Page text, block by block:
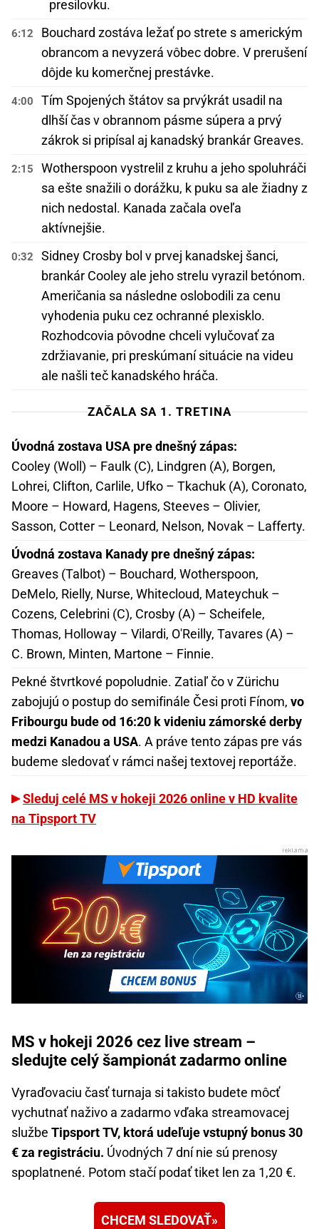
presilovku.
6:12
Bouchard zostáva ležať po strete s americkým
obrancom a nevyzerá vôbec dobre. V prerušení
dôjde ku komerčnej prestávke.
4:00
Tím Spojených štátov sa prvýkrát usadil na
dlhší čas v obrannom pásme súpera a prvý
zákrok si pripísal aj kanadský brankár Greaves.
2:15
Wotherspoon vystrelil z kruhu a jeho spoluhráči
sa ešte snažili o dorážku, k puku sa ale žiadny z
nich nedostal. Kanada začala oveľa
aktívnejšie.
0:32
Sidney Crosby bol v prvej kanadskej šanci,
brankár Cooley ale jeho strelu vyrazil betónom.
Američania sa následne oslobodili za cenu
vyhodenia puku cez ochranné plexisklo.
Rozhodcovia pôvodne chceli vylučovať za
zdržiavanie, pri preskúmaní situácie na videu
ale našli teč kanadského hráča.
ZAČALA SA 1. TRETINA
Úvodná zostava USA pre dnešný zápas:
Cooley (Woll) – Faulk (C), Lindgren (A), Borgen,
Lohrei, Clifton, Carlile, Ufko – Tkachuk (A), Coronato,
Moore – Howard, Hagens, Steeves – Olivier,
Sasson, Cotter – Leonard, Nelson, Novak – Lafferty.
Úvodná zostava Kanady pre dnešný zápas:
Greaves (Talbot) – Bouchard, Wotherspoon,
DeMelo, Rielly, Nurse, Whitecloud, Mateychuk –
Cozens, Celebrini (C), Crosby (A) – Scheifele,
Thomas, Holloway – Vilardi, O'Reilly, Tavares (A) –
C. Brown, Minten, Martone – Finnie.
Pekné štvrtkové popoludnie. Zatiaľ čo v Zürichu
zabojujú o postup do semifinále Česi proti Fínom, vo
Fribourgu bude od 16:20 k videniu zámorské derby
medzi Kanadou a USA. A práve tento zápas pre vás
budeme sledovať v rámci našej textovej reportáže.
Sleduj celé MS v hokeji 2026 online v HD kvalite
na Tipsport TV
MS v hokeji 2026 cez live stream –
sledujte celý šampionát zadarmo online
Vyraďovaciu časť turnaja si takisto budete môcť
vychutnať naživo a zadarmo vďaka streamovacej
službe Tipsport TV, ktorá udeľuje vstupný bonus 30
€ za registráciu. Úvodných 7 dní nie sú prenosy
spoplatnené. Potom stačí podať tiket len za 1,20 €.
CHCEM SLEDOVAŤ